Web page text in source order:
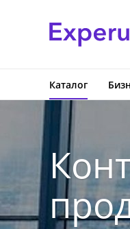
Каталог